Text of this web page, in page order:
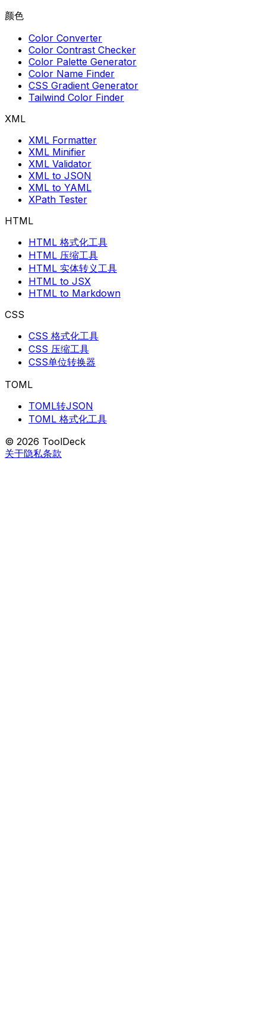
颜色
Color Converter
Color Contrast Checker
Color Palette Generator
Color Name Finder
CSS Gradient Generator
Tailwind Color Finder
XML
XML Formatter
XML Minifier
XML Validator
XML to JSON
XML to YAML
XPath Tester
HTML
HTML 格式化工具
HTML 压缩工具
HTML 实体转义工具
HTML to JSX
HTML to Markdown
CSS
CSS 格式化工具
CSS 压缩工具
CSS单位转换器
TOML
TOML转JSON
TOML 格式化工具
© 2026 ToolDeck
关于隐私条款